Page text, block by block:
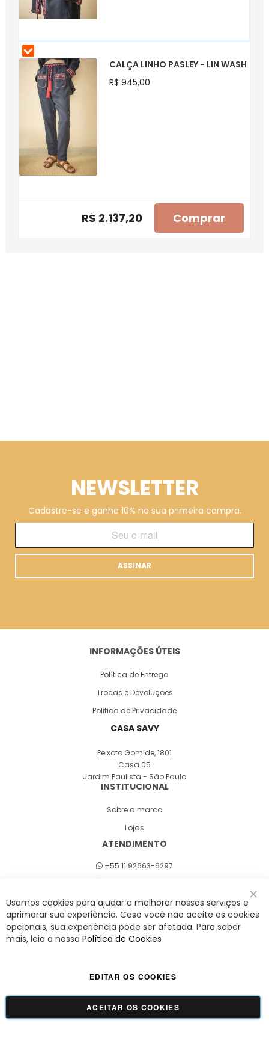
CALÇA LINHO PASLEY - LIN WASH
R$ 945,00
R$ 2.137,20 Comprar
NEWSLETTER
Cadastre-se e ganhe 10% na sua primeira compra.
ASSINAR
INFORMAÇÕES ÚTEIS
Política de Entrega
Trocas e Devoluções
Politica de Privacidade
CASA SAVY
Peixoto Gomide, 1801
Casa 05
Jardim Paulista - São Paulo
INSTITUCIONAL
Sobre a marca
Lojas
ATENDIMENTO
+55 11 92663-6297
A Savy é uma lifestyle brand. Uma marca que promove fluidez para viver
o agora com leveza, cor e estilo.
GUADALUPE COMERCIO LTDA - 42.509.755/0001-66 | Tecnologia e Design:
Usamos cookies para ajudar a melhorar nossos serviços e
aprimorar sua experiência. Caso você não aceite os cookies
opcionais, sua experiência pode ser afetada. Para saber
mais, leia a nossa Política de Cookies
ACEITAR OS COOKIES
EDITAR OS COOKIES